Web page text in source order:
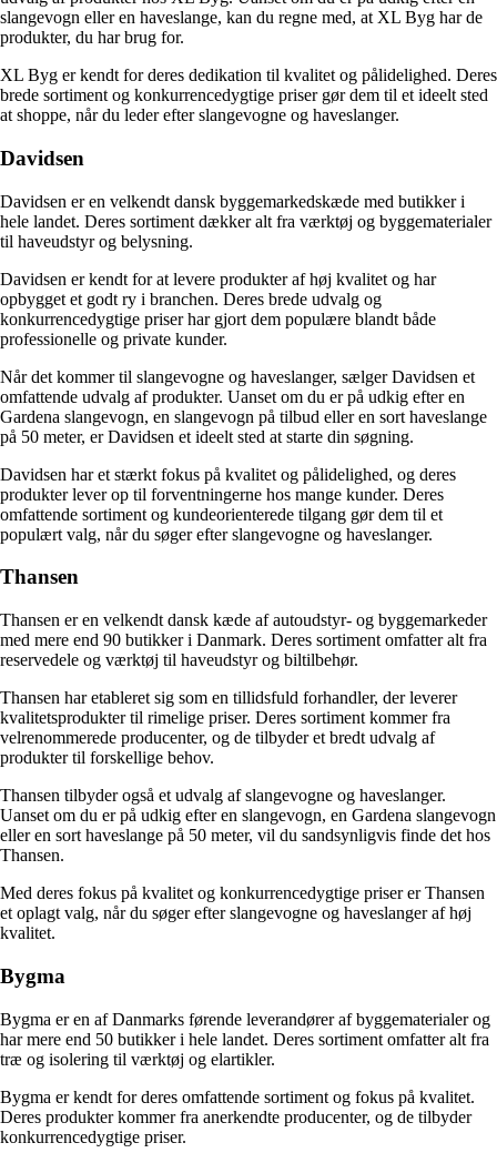
slangevogn eller en haveslange, kan du regne med, at XL Byg har de
produkter, du har brug for.
XL Byg er kendt for deres dedikation til kvalitet og pålidelighed. Deres
brede sortiment og konkurrencedygtige priser gør dem til et ideelt sted
at shoppe, når du leder efter slangevogne og haveslanger.
Davidsen
Davidsen er en velkendt dansk byggemarkedskæde med butikker i
hele landet. Deres sortiment dækker alt fra værktøj og byggematerialer
til haveudstyr og belysning.
Davidsen er kendt for at levere produkter af høj kvalitet og har
opbygget et godt ry i branchen. Deres brede udvalg og
konkurrencedygtige priser har gjort dem populære blandt både
professionelle og private kunder.
Når det kommer til slangevogne og haveslanger, sælger Davidsen et
omfattende udvalg af produkter. Uanset om du er på udkig efter en
Gardena slangevogn, en slangevogn på tilbud eller en sort haveslange
på 50 meter, er Davidsen et ideelt sted at starte din søgning.
Davidsen har et stærkt fokus på kvalitet og pålidelighed, og deres
produkter lever op til forventningerne hos mange kunder. Deres
omfattende sortiment og kundeorienterede tilgang gør dem til et
populært valg, når du søger efter slangevogne og haveslanger.
Thansen
Thansen er en velkendt dansk kæde af autoudstyr- og byggemarkeder
med mere end 90 butikker i Danmark. Deres sortiment omfatter alt fra
reservedele og værktøj til haveudstyr og biltilbehør.
Thansen har etableret sig som en tillidsfuld forhandler, der leverer
kvalitetsprodukter til rimelige priser. Deres sortiment kommer fra
velrenommerede producenter, og de tilbyder et bredt udvalg af
produkter til forskellige behov.
Thansen tilbyder også et udvalg af slangevogne og haveslanger.
Uanset om du er på udkig efter en slangevogn, en Gardena slangevogn
eller en sort haveslange på 50 meter, vil du sandsynligvis finde det hos
Thansen.
Med deres fokus på kvalitet og konkurrencedygtige priser er Thansen
et oplagt valg, når du søger efter slangevogne og haveslanger af høj
kvalitet.
Bygma
Bygma er en af Danmarks førende leverandører af byggematerialer og
har mere end 50 butikker i hele landet. Deres sortiment omfatter alt fra
træ og isolering til værktøj og elartikler.
Bygma er kendt for deres omfattende sortiment og fokus på kvalitet.
Deres produkter kommer fra anerkendte producenter, og de tilbyder
konkurrencedygtige priser.